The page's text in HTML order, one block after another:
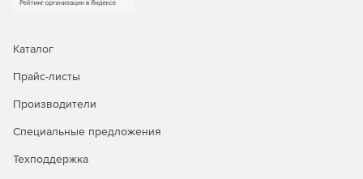
предоставляет доказательства для удовлетворения
данных в формате CSV
Классификационные данные могут быть экспортированы
предоставления актуальных отчетов для совместного
использования в организации или с внешними
Каталог
Прайс-листы
Производители
Специальные предложения
Техподдержка